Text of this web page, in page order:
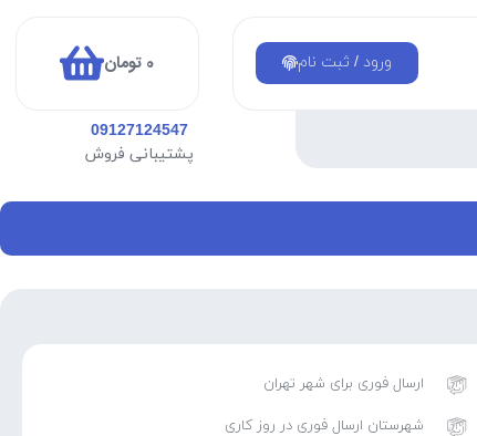
ورود / ثبت نام 0 تومان
09127124547
پشتیبانی فروش
ارسال فوری برای شهر تهران
شهرستان ارسال فوری در روز کاری